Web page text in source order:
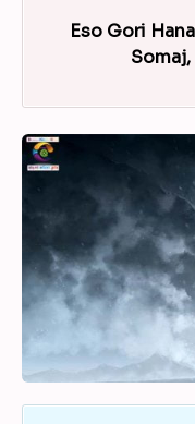
Eso Gori